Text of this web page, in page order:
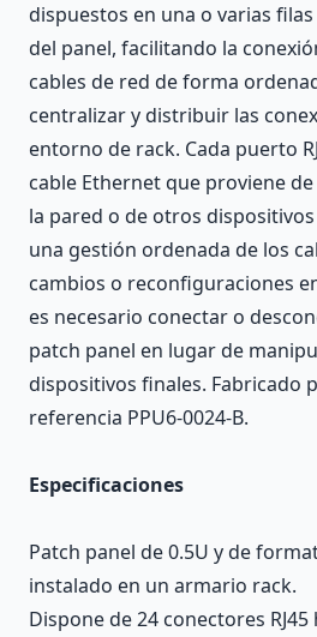
dispuestos en una o varias
del panel, facilitando la
cables de red de forma
centralizar y distribuir las
entorno de rack. Cada puerto
cable Ethernet que proviene
la pared o de otros
una gestión ordenada de los
cambios o reconfiguraciones
es necesario conectar o
patch panel en lugar de
dispositivos finales. Fabricado
referencia PPU6-0024-B.
Especificaciones
Patch panel de 0.5U y de
instalado en un armario rack.
Dispone de 24 conectores